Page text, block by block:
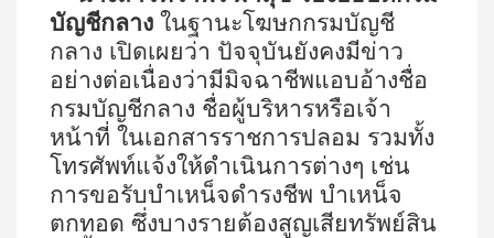
บัญชีกลาง ในฐานะโฆษกกรมบัญชี
กลาง เปิดเผยว่า ปัจจุบันยังคงมีข่าว
อย่างต่อเนื่องว่ามีมิจฉาชีพแอบอ้างชื่อ
กรมบัญชีกลาง ชื่อผู้บริหารหรือเจ้า
หน้าที่ ในเอกสารราชการปลอม รวมทั้ง
โทรศัพท์แจ้งให้ดำเนินการต่างๆ เช่น
การขอรับบำเหน็จดำรงชีพ บำเหน็จ
ตกทอด ซึ่งบางรายต้องสูญเสียทรัพย์สิน